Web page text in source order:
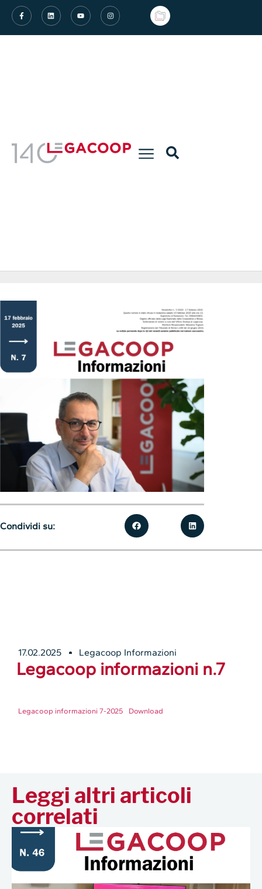
17.02.2025 Legacoop Informazioni
Legacoop informazioni n.7
Legacoop informazioni 7-2025 Download
Condividi su:
Leggi altri articoli
correlati